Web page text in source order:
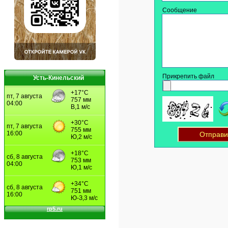
Усть-Кинельский
Сообщение
Прикрепить файл